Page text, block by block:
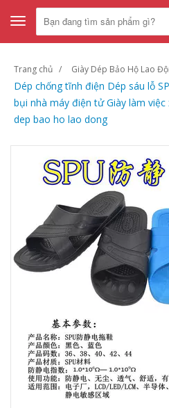
Toggle
navigation
Trang chủ Giày Dép Bảo Hộ Lao
Dép chống tĩnh điện Dép sáu lỗ
bụi nhà máy điện tử Giày làm
dep bao ho lao dong